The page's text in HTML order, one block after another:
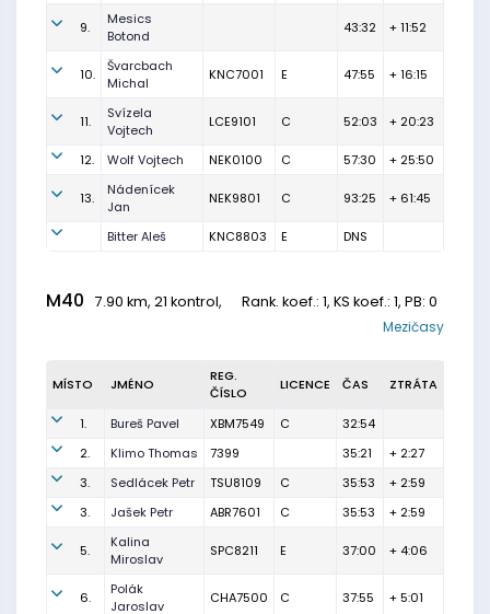
9.
Mesics
Botond
43:32 + 11:52
10.
Švarcbach
Michal
KNC7001 E 47:55 + 16:15
11.
Svízela
Vojtech
LCE9101 C 52:03 + 20:23
12. Wolf Vojtech NEK0100 C 57:30 + 25:50
13.
Nádenícek
Jan
NEK9801 C 93:25 + 61:45
Bitter Aleš KNC8803 E DNS
M40 7.90 km, 21 kontrol, Rank. koef.: 1, KS koef.: 1, PB: 0
Mezičasy
MÍSTO JMÉNO
REG.
ČÍSLO
LICENCE ČAS ZTRÁTA
1. Bureš Pavel XBM7549 C
32:54
2.
Klimo Thomas 7399 35:21
+ 2:27
3.
Sedlácek Petr TSU8109 C 35:53
+ 2:59
3.
Jašek Petr ABR7601 C 35:53 + 2:59
5.
Kalina
Miroslav
SPC8211 E 37:00 + 4:06
6.
Polák
Jaroslav
CHA7500 C 37:55 + 5:01